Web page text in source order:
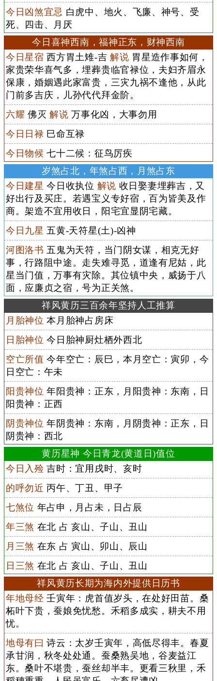
今日凶煞宜忌 白虎中、地火、飞廉、神号、受
死、四击、月厌
今日喜神西南，福神正东，财神西南
今日星宿 西方胃土雉-吉 解说 胃星造作事如何，
家贵荣华喜气多，埋葬贵临官禄位，夫妇齐眉永
保康，婚姻遇此家富贵，三灾九祸不逢他，从此
门前多吉庆，儿孙代代拜金阶。
六耀 佛灭解说 万事化凶，大事勿用
今日日禄 巳命互禄
今日物候 七十二候：征鸟厉疾
岁煞占北，年煞占西，月煞占东
今日建星 今日收执位 解说 收日娶妻埋葬吉，又
好出行及买庄。若遇宝义专好宿，百为皆美及作
商。架造不宜用收日，阳宅宜显阴宅藏。
今日九星 五黄-天符星(土)-凶神
河图洛书 五鬼为天符，当门阴女谋，相克无好
事，行路阻中途。走失难寻觅，道逢有尼姑，此
星当门值，万事有灾除。其位镇中央，威扬于八
面，应廉贞之宿，号为正关煞。
祥风黄历三百余年坚持人工推算
月胎神位 本月胎神占房床
日胎神位 今日胎神厨灶栖外西北
空亡所值 今年空亡：辰巳，本月空亡：寅卯，今
日空亡：午未
阳贵神位 年阳贵神：正东，月阳贵神：东南，日
阳贵神：正西
阴贵神位 年阴贵神：东南，月阴贵神：正东，日
阴贵神：西北
黄历星神 今日青龙(黄道日)值位
今日入殓 吉时：宜用戌时、亥时
的呼勿近 丙午、丁丑、甲子
七煞位 年占申，月占未，日占辰
年三煞 在北 占 亥山、子山、丑山
月三煞 在东 占 寅山、卯山、辰山
日三煞 在北 占 亥山、子山、丑山
祥风黄历长期为海内外提供日历书
年地母经 壬寅年：虎首值岁头，在处好田苗。桑
柘叶下贵，蚕娘免忧愁。禾稻多成实，耕夫不用
忧。
地母有曰 诗云：太岁壬寅年，高低尽得丰。春夏
承甘润，秋冬处处通。蚕桑熟吴地，谷麦益江
东。桑叶不堪贵，蚕丝却半丰。更看三秋里，禾